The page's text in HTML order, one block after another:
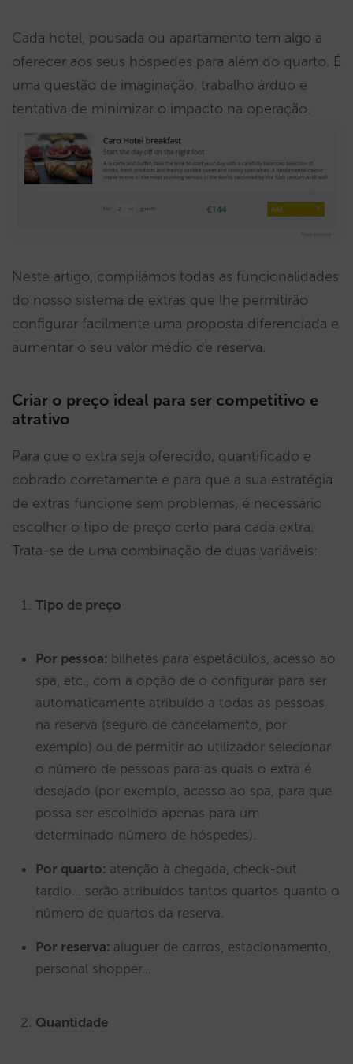
Cada hotel, pousada ou apartamento tem algo a
oferecer aos seus hóspedes para além do quarto. É
uma questão de imaginação, trabalho árduo e
tentativa de minimizar o impacto na operação.
Neste artigo, compilámos todas as funcionalidades
do nosso sistema de extras que lhe permitirão
configurar facilmente uma proposta diferenciada e
aumentar o seu valor médio de reserva.
Criar o preço ideal para ser competitivo e
atrativo
Para que o extra seja oferecido, quantificado e
cobrado corretamente e para que a sua estratégia
de extras funcione sem problemas, é necessário
escolher o tipo de preço certo para cada extra.
Trata-se de uma combinação de duas variáveis:
Tipo de preço
Por pessoa: bilhetes para espetáculos, acesso ao
spa, etc., com a opção de o configurar para ser
automaticamente atribuído a todas as pessoas
na reserva (seguro de cancelamento, por
exemplo) ou de permitir ao utilizador selecionar
o número de pessoas para as quais o extra é
desejado (por exemplo, acesso ao spa, para que
possa ser escolhido apenas para um
determinado número de hóspedes).
Por quarto: atenção à chegada, check-out
tardio… serão atribuídos tantos quartos quanto o
número de quartos da reserva.
Por reserva: aluguer de carros, estacionamento,
personal shopper…
Quantidade